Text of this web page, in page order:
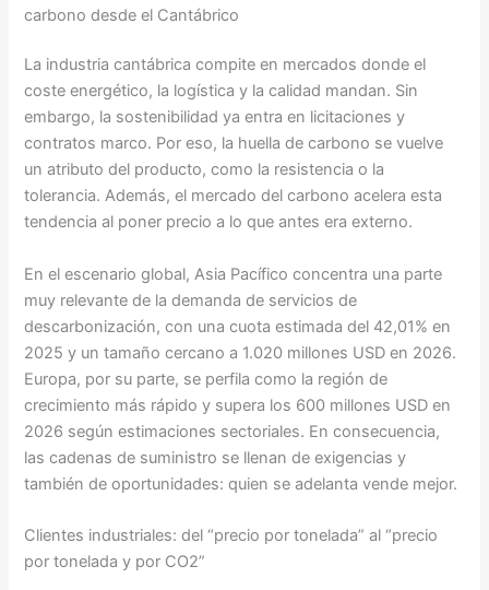
carbono desde el Cantábrico
La industria cantábrica compite en mercados donde el
coste energético, la logística y la calidad mandan. Sin
embargo, la sostenibilidad ya entra en licitaciones y
contratos marco. Por eso, la huella de carbono se vuelve
un atributo del producto, como la resistencia o la
tolerancia. Además, el mercado del carbono acelera esta
tendencia al poner precio a lo que antes era externo.
En el escenario global, Asia Pacífico concentra una parte
muy relevante de la demanda de servicios de
descarbonización, con una cuota estimada del 42,01% en
2025 y un tamaño cercano a 1.020 millones USD en 2026.
Europa, por su parte, se perfila como la región de
crecimiento más rápido y supera los 600 millones USD en
2026 según estimaciones sectoriales. En consecuencia,
las cadenas de suministro se llenan de exigencias y
también de oportunidades: quien se adelanta vende mejor.
Clientes industriales: del “precio por tonelada” al “precio
por tonelada y por CO2”